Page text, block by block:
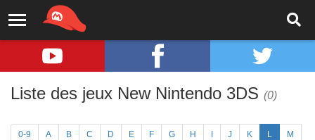
Liste des jeux New Nintendo 3DS (0)
0-9 A B C D E F G H J K L M